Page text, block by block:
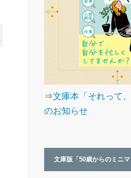
⇒文庫本「それって
のお知らせ
文庫版「50歳からのミニマ